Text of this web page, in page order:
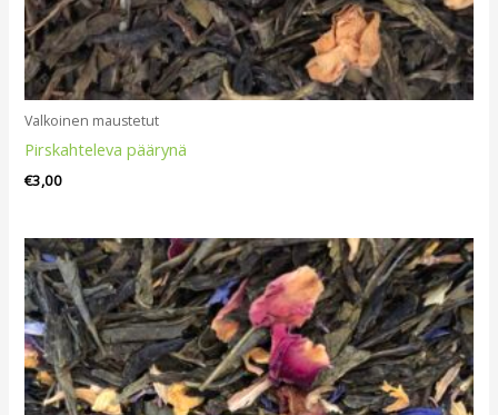
Valkoinen maustetut
Pirskahteleva päärynä
€3,00